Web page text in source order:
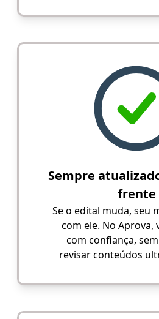
Sempre
frente
Se o edital muda, seu
com ele. No Aprova,
com confiança,
revisar conteúdos